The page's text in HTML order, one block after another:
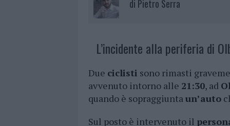
di Pietro Serra
L’incidente alla periferia di
Due ciclisti sono rimasti
avvenuto intorno alle 21:30, ad
quando è sopraggiuntaun’auto
Sul posto è intervenuto il